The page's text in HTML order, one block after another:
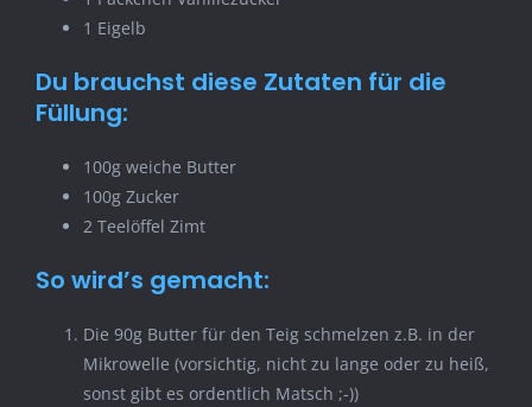
1 Eigelb
Du brauchst diese Zutaten für die
Füllung:
100g weiche Butter
100g Zucker
2 Teelöffel Zimt
So wird’s gemacht:
Die 90g Butter für den Teig schmelzen z.B. in der
Mikrowelle (vorsichtig, nicht zu lange oder zu heiß,
sonst gibt es ordentlich Matsch ;-))